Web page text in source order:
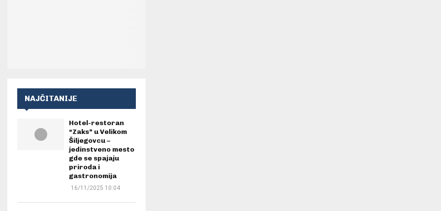
NAJČITANIJE
Hotel-restoran
“Zaks” u Velikom
Šiljegovcu –
jedinstveno mesto
gde se spajaju
priroda i
gastronomija
16/11/2025 10:04